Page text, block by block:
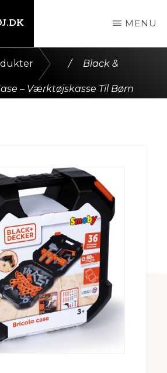
MENU
/ Black &
– Værktøjskasse Til Børn